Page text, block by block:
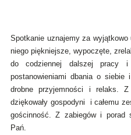
Spotkanie uznajemy za
niego piękniejsze, wypoczęte,
do codziennej dalszej pracy
postanowieniami dbania o
drobne przyjemności i relaks.
dziękowały gospodyni i całemu
gościnność. Z zabiegów i porad
Pań.